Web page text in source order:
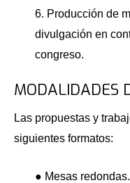
6. Producción de
divulgación en
congreso.
MODALIDADES
Las propuestas y
siguientes formatos:
● Mesas redondas.